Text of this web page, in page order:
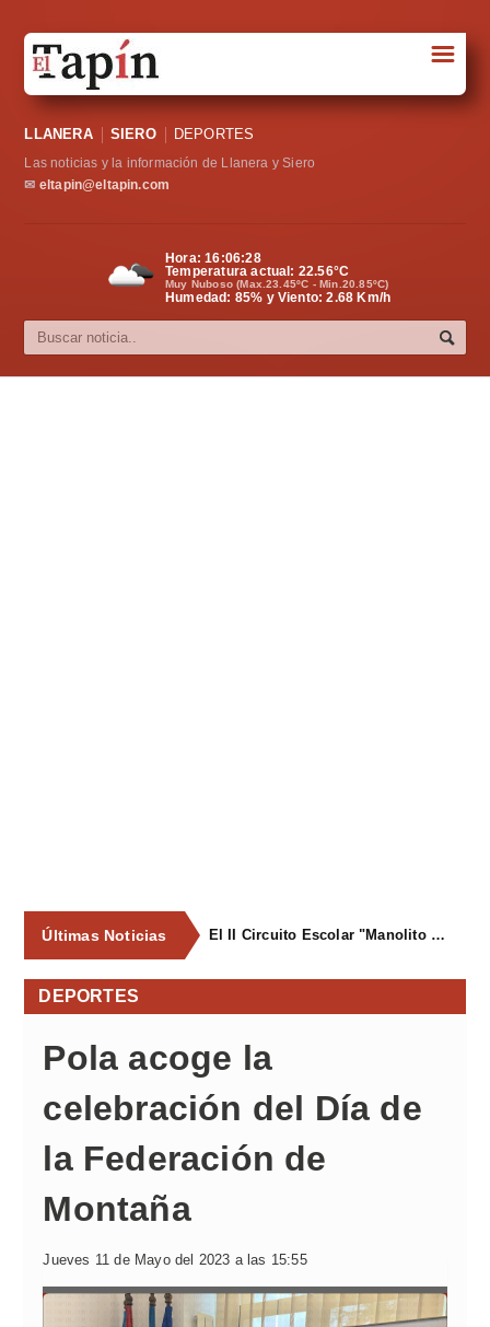
Sociedad
Política
Cultura
☰
LLANERA SIERO DEPORTES
Las noticias y la información de Llanera y Siero
✉ eltapin@eltapin.com
Hora:16:06:28
Temperatura actual: 22.56°C
Muy Nuboso (Max.23.45ºC - Min.20.85ºC)
Humedad: 85% y Viento: 2.68 Km/h
Últimas Noticias El II Circuito Escolar "Manolito el Pegu" volvió a reunir a las jóvenes promesas del ciclismo asturiano en El Carbayu
DEPORTES
Pola acoge la
celebración del Día de
la Federación de
Montaña
Jueves 11 de Mayo del 2023 a las 15:55